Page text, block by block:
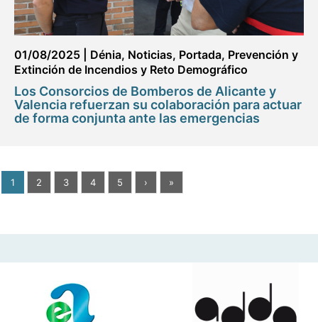
01/08/2025 Dénia, Noticias, Portada, Prevención y
Extinción de Incendios y Reto Demográfico
Los Consorcios de Bomberos de Alicante y
Valencia refuerzan su colaboración para actuar
de forma conjunta ante las emergencias
1 2 3 4 5 › »